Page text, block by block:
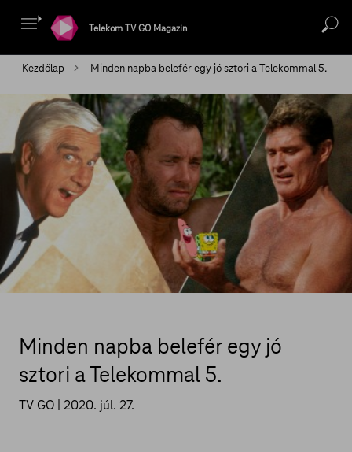
Telekom TV GO Magazin
Kezdőlap Minden napba belefér egy jó sztori a Telekommal 5.
Minden napba belefér egy jó
sztori a Telekommal 5.
TV GO | 2020. júl. 27.